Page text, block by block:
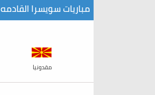
مباريات سويسرا القادمه
مقدونيا